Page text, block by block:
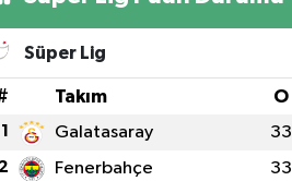
Süper Lig
Takım O
1 Galatasaray 33
2 Fenerbahçe 33